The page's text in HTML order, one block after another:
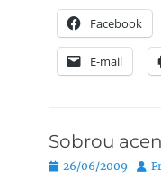
Facebook
E-mail
Sobrou
Posted
26/06/2009